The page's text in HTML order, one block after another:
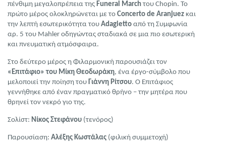
πένθιμη μεγαλοπρέπεια της Funeral Marchτου Chopin. Το
πρώτο μέρος ολοκληρώνεται με το Concerto de Aranjuez και
την λεπτή εσωτερικότητα του Adagietto από τη Συμφωνία
αρ. 5 του Mahler οδηγώντας σταδιακά σε μια πιο εσωτερική
και πνευματική ατμόσφαιρα.
Στο δεύτερο μέρος η Φιλαρμονική παρουσιάζει τον
«Επιτάφιο» του Μίκη Θεοδωράκη, ένα έργο-σύμβολο που
μελοποιεί την ποίηση του Γιάννη Ρίτσου. Ο Επιτάφιος
γεννήθηκε από έναν πραγματικό θρήνο – την μητέρα που
θρηνεί τον νεκρό γιο της.
Σολίστ: Νίκος Στεφάνου (τενόρος)
Παρουσίαση: Αλέξης Κωστάλας (φιλική συμμετοχή)